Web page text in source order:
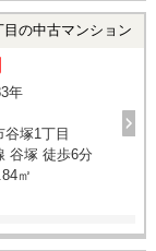
の中古マンション
年
谷塚1丁目
谷塚 徒歩6分
㎡